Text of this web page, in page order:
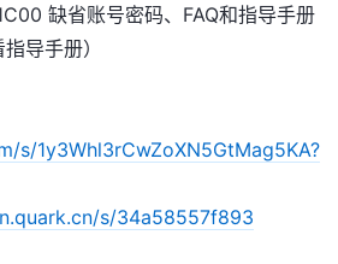
缺省账号密码、FAQ和指导手册
导手册）
s/1y3Whl3rCwZoXN5GtMag5KA?
s/34a58557f893